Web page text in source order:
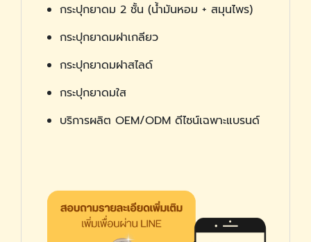
กระปุกยาดม 2 ชั้น (น้ำมันหอม + สมุนไพร)
กระปุกยาดมฝาเกลียว
กระปุกยาดมฝาสไลด์
กระปุกยาดมใส
บริการผลิต OEM/ODM ดีไซน์เฉพาะแบรนด์